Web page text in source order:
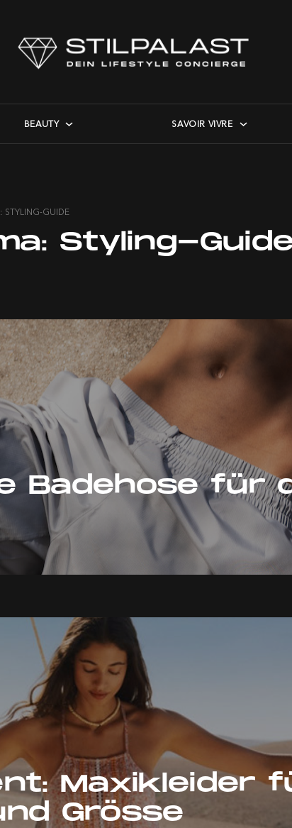
BEAUTY SAVOIR VIVRE
STYLING-GUIDE
Styling-
Badehose für
Maxikleider
Grösse